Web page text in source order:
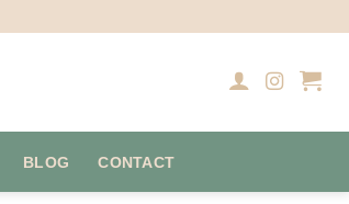
BLOG CONTACT